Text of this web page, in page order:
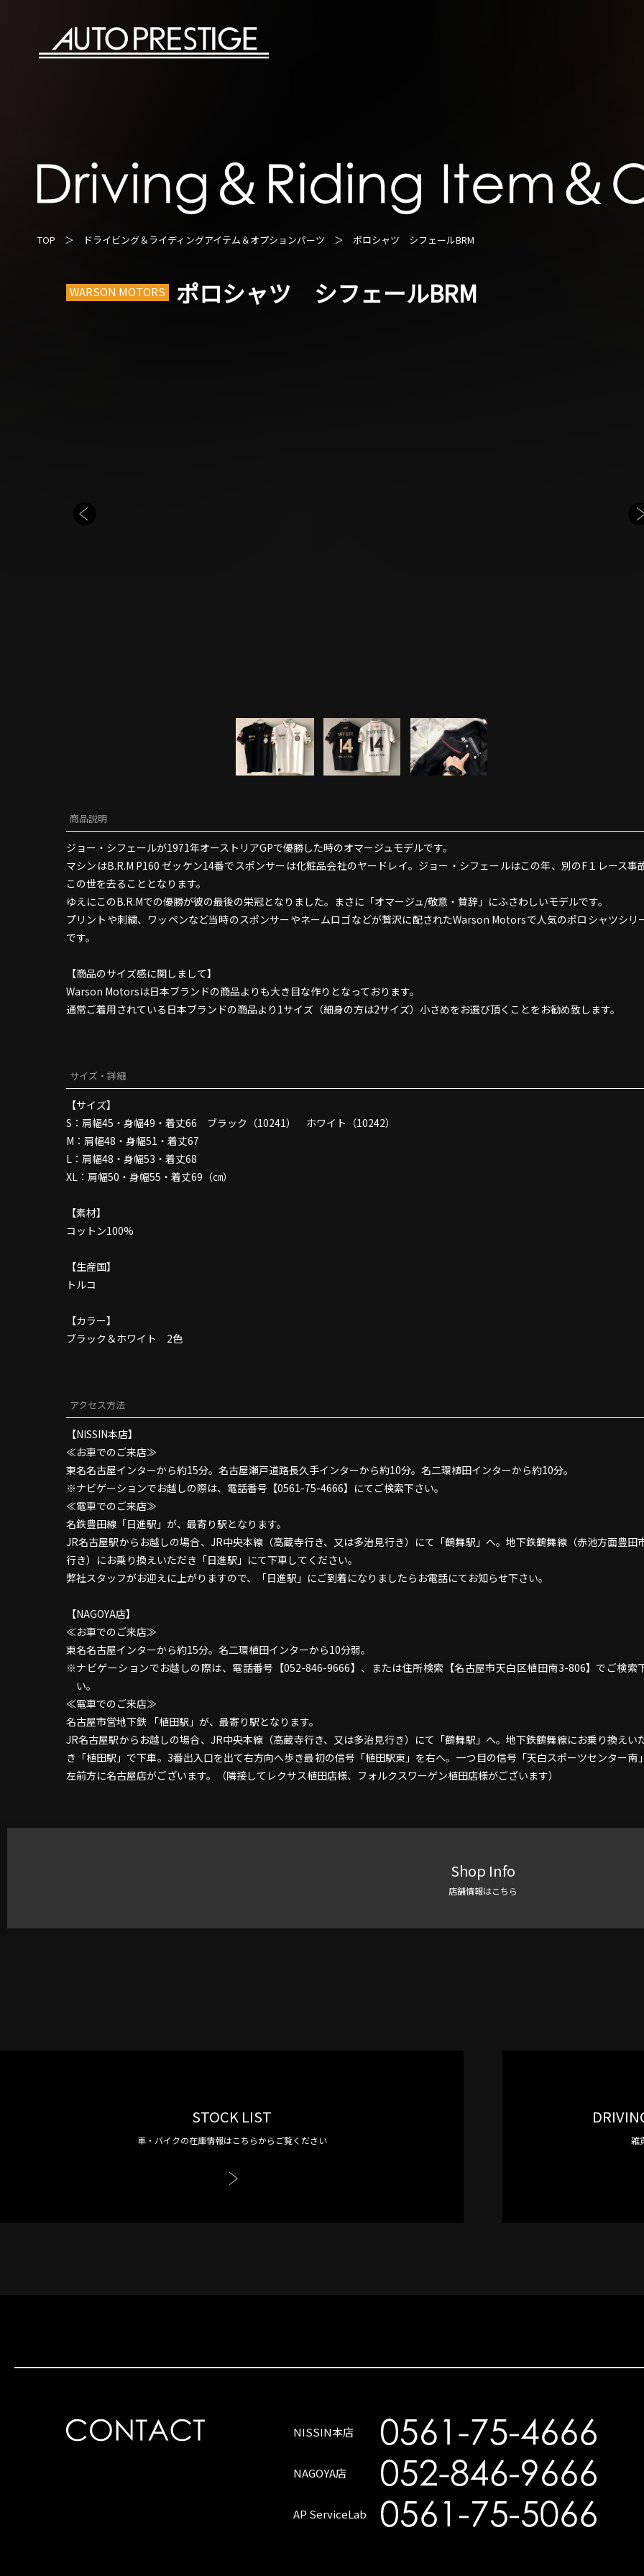
TOP ＞ ドライビング＆ライディングアイテム＆オプションパーツ ＞ ポロシャツ シフェールBRM
WARSON MOTORS ポロシャツ シフェールBRM
商品説明
ジョー・シフェールが1971年オーストリアGPで優勝した時のオマージュモデルです。
マシンはB.R.M P160 ゼッケン14番でスポンサーは化粧品会社のヤードレイ。ジョー・シフェールはこの年、別のF１レース事
この世を去ることとなります。
ゆえにこのB.R.Mでの優勝が彼の最後の栄冠となりました。まさに「オマージュ/敬意・賛辞」にふさわしいモデルです。
プリントや刺繍、ワッペンなど当時のスポンサーやネームロゴなどが贅沢に配されたWarson Motorsで人気のポロシャツシリ
です。
【商品のサイズ感に関しまして】
Warson Motorsは日本ブランドの商品よりも大き目な作りとなっております。
通常ご着用されている日本ブランドの商品より1サイズ（細身の方は2サイズ）小さめをお選び頂くことをお勧め致します。
サイズ・詳細
【サイズ】
S：肩幅45・身幅49・着丈66 ブラック（10241） ホワイト（10242）
M：肩幅48・身幅51・着丈67
L：肩幅48・身幅53・着丈68
XL：肩幅50・身幅55・着丈69（㎝）
【素材】
コットン100%
【生産国】
トルコ
【カラー】
ブラック＆ホワイト 2色
アクセス方法
【NISSIN本店】
≪お車でのご来店≫
東名名古屋インターから約15分。名古屋瀬戸道路長久手インターから約10分。名二環植田インターから約10分。
ナビゲーションでお越しの際は、電話番号【0561-75-4666】にてご検索下さい。
≪電車でのご来店≫
名鉄豊田線「日進駅」が、最寄り駅となります。
JR名古屋駅からお越しの場合、JR中央本線（高蔵寺行き、又は多治見行き）にて「鶴舞駅」へ。地下鉄鶴舞線（赤池方面豊田
行き）にお乗り換えいただき「日進駅」にて下車してください。
弊社スタッフがお迎えに上がりますので、「日進駅」にご到着になりましたらお電話にてお知らせ下さい。
【NAGOYA店】
≪お車でのご来店≫
東名名古屋インターから約15分。名二環植田インターから10分弱。
ナビゲーションでお越しの際は、電話番号【052-846-9666】、または住所検索【名古屋市天白区植田南3-806】でご検索
い。
≪電車でのご来店≫
名古屋市営地下鉄 「植田駅」が、最寄り駅となります。
JR名古屋駅からお越しの場合、JR中央本線（高蔵寺行き、又は多治見行き）にて「鶴舞駅」へ。地下鉄鶴舞線にお乗り換えい
き「植田駅」で下車。3番出入口を出て右方向へ歩き最初の信号「植田駅東」を右へ。一つ目の信号「天白スポーツセンター南
左前方に名古屋店がございます。（隣接してレクサス植田店様、フォルクスワーゲン植田店様がございます）
Shop Info
店舗情報はこちら
STOCK LIST
車・バイクの在庫情報はこちらからご覧ください 雑
NISSIN本店
NAGOYA店
AP ServiceLab